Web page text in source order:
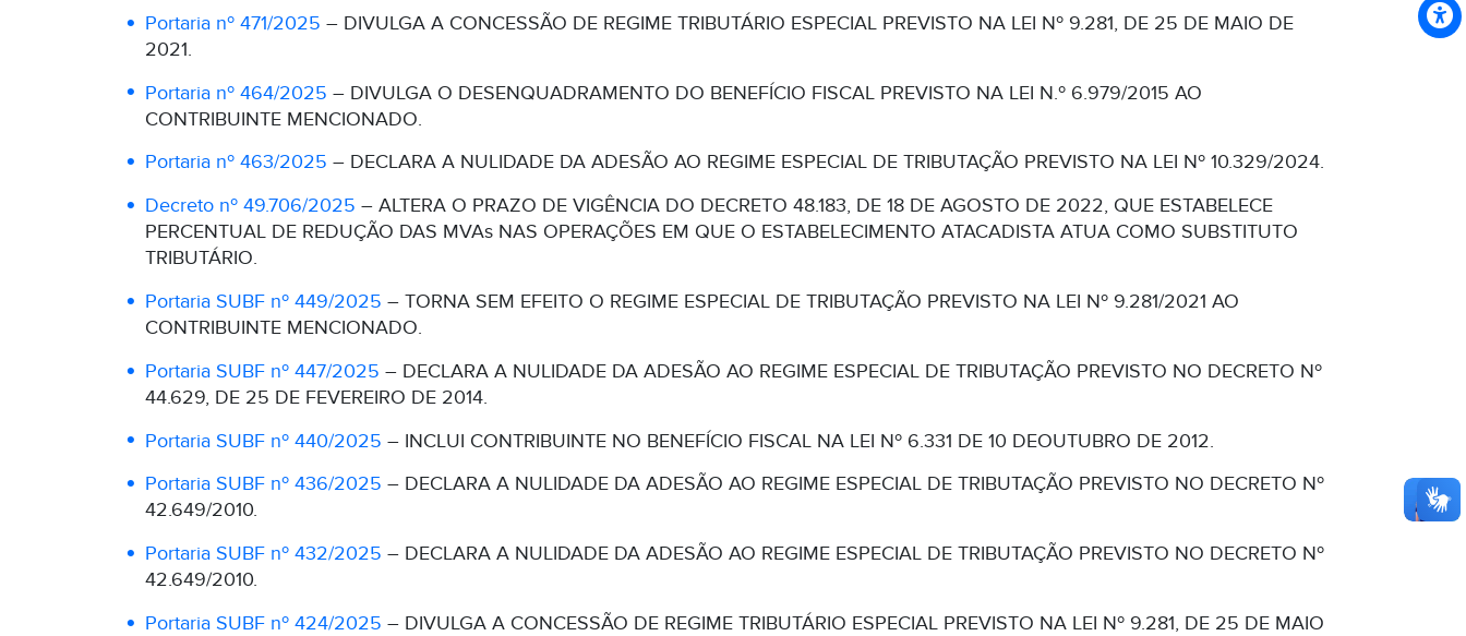
Portaria nº 471/2025 – DIVULGA A CONCESSÃO DE REGIME TRIBUTÁRIO ESPECIAL PREVISTO NA LEI Nº 9.281, DE 25 DE MAIO DE
2021.
Portaria nº 464/2025 – DIVULGA O DESENQUADRAMENTO DO BENEFÍCIO FISCAL PREVISTO NA LEI N.º 6.979/2015 AO
CONTRIBUINTE MENCIONADO.
Portaria nº 463/2025 – DECLARA A NULIDADE DA ADESÃO AO REGIME ESPECIAL DE TRIBUTAÇÃO PREVISTO NA LEI Nº 10.329/2024.
Decreto nº 49.706/2025 – ALTERA O PRAZO DE VIGÊNCIA DO DECRETO 48.183, DE 18 DE AGOSTO DE 2022, QUE ESTABELECE
PERCENTUAL DE REDUÇÃO DAS MVAs NAS OPERAÇÕES EM QUE O ESTABELECIMENTO ATACADISTA ATUA COMO SUBSTITUTO
TRIBUTÁRIO.
Portaria SUBF nº 449/2025 – TORNA SEM EFEITO O REGIME ESPECIAL DE TRIBUTAÇÃO PREVISTO NA LEI Nº 9.281/2021 AO
CONTRIBUINTE MENCIONADO.
Portaria SUBF nº 447/2025 – DECLARA A NULIDADE DA ADESÃO AO REGIME ESPECIAL DE TRIBUTAÇÃO PREVISTO NO DECRETO Nº
44.629, DE 25 DE FEVEREIRO DE 2014.
Portaria SUBF nº 440/2025 – INCLUI CONTRIBUINTE NO BENEFÍCIO FISCAL NA LEI Nº 6.331 DE 10 DEOUTUBRO DE 2012.
Portaria SUBF nº 436/2025 – DECLARA A NULIDADE DA ADESÃO AO REGIME ESPECIAL DE TRIBUTAÇÃO PREVISTO NO DECRETO Nº
42.649/2010.
Portaria SUBF nº 432/2025 – DECLARA A NULIDADE DA ADESÃO AO REGIME ESPECIAL DE TRIBUTAÇÃO PREVISTO NO DECRETO Nº
42.649/2010.
Portaria SUBF nº 424/2025 – DIVULGA A CONCESSÃO DE REGIME TRIBUTÁRIO ESPECIAL PREVISTO NA LEI Nº 9.281, DE 25 DE MAIO